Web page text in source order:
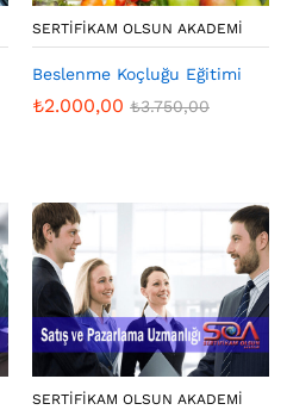
SERTIFIKAM OLSUN AKADEMI
Beslenme Koçluğu Eğitimi
₺2.000,00 ₺3.750,00
SERTIFIKAM OLSUN AKADEMI